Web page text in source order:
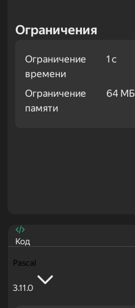
Ограничения
Ограничение
времени
1 с
Ограничение
памяти
64 МБ
Код
Pascal
3.11.0